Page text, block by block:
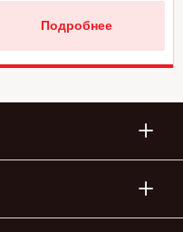
Подробнее